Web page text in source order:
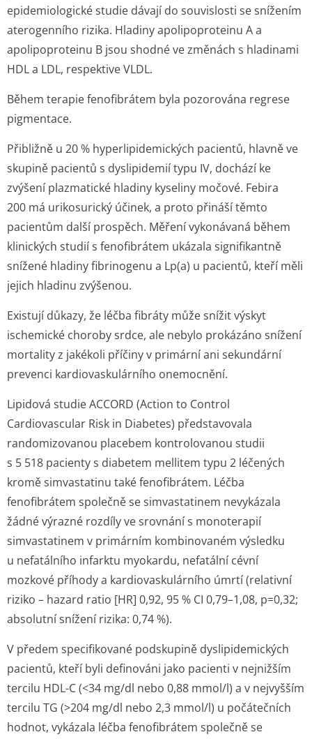
epidemiologické studie dávají do souvislosti se snížením
aterogenního rizika. Hladiny apolipoproteinu A a
apolipoproteinu B jsou shodné ve změnách s hladinami
HDL a LDL, respektive VLDL.
Během terapie fenofibrátem byla pozorována regrese
pigmentace.
Přibližně u 20 % hyperlipidemických pacientů, hlavně ve
skupině pacientů s dyslipidemií typu IV, dochází ke
zvýšení plazmatické hladiny kyseliny močové. Febira
200 má urikosurický účinek, a proto přináší těmto
pacientům další prospěch. Měření vykonávaná během
klinických studií s fenofibrátem ukázala signifikantně
snížené hladiny fibrinogenu a Lp(a) u pacientů, kteří měli
jejich hladinu zvýšenou.
Existují důkazy, že léčba fibráty může snížit výskyt
ischemické choroby srdce, ale nebylo prokázáno snížení
mortality z jakékoli příčiny v primární ani sekundární
prevenci kardiovaskulárního onemocnění.
Lipidová studie ACCORD (Action to Control
Cardiovascular Risk in Diabetes) představovala
randomizovanou placebem kontrolovanou studii
s 5 518 pacienty s diabetem mellitem typu 2 léčených
kromě simvastatinu také fenofibrátem. Léčba
fenofibrátem společně se simvastatinem nevykázala
žádné výrazné rozdíly ve srovnání s monoterapií
simvastatinem v primárním kombinovaném výsledku
u nefatálního infarktu myokardu, nefatální cévní
mozkové příhody a kardiovaskulárního úmrtí (relativní
riziko – hazard ratio [HR] 0,92, 95 % CI 0,79–1,08, p=0,32;
absolutní snížení rizika: 0,74 %).
V předem specifikované podskupině dyslipidemických
pacientů, kteří byli definováni jako pacienti v nejnižším
tercilu HDL-C (<34 mg/dl nebo 0,88 mmol/l) a v nejvyšším
tercilu TG (>204 mg/dl nebo 2,3 mmol/l) u počátečních
hodnot, vykázala léčba fenofibrátem společně se